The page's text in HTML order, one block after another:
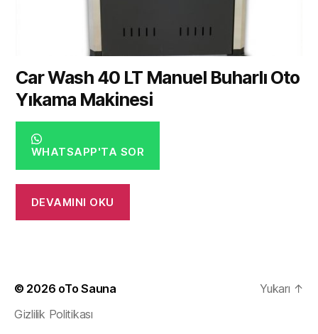
Car Wash 40 LT Manuel Buharlı Oto
Yıkama Makinesi
WHATSAPP'TA SOR
DEVAMINI OKU
© 2026 oTo Sauna
Gizlilik Politikası
Yukarı ↑